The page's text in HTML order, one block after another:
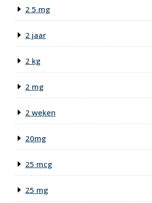
2 5 mg
2 jaar
2 kg
2 mg
2 weken
20mg
25 mcg
25 mg